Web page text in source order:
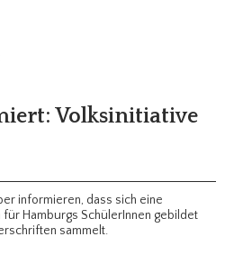
Volksinitiative
informieren, dass sich eine
für Hamburgs SchülerInnen gebildet
sammelt.